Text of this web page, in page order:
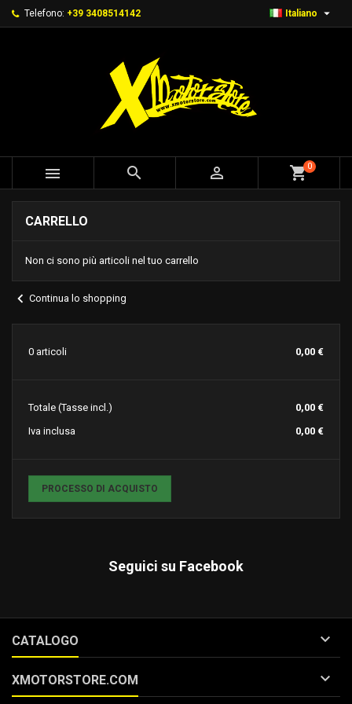
Telefono: +39 3408514142 Italiano 
   shopping_cart0
CARRELLO
Non ci sono più articoli nel tuo carrello
chevron_left Continua lo shopping
0 articoli 0,00 €
Totale (Tasse incl.)
0,00 €
Iva inclusa
0,00 €
PROCESSO DI ACQUISTO
Seguici su Facebook
CATALOGO 
XMOTORSTORE.COM 